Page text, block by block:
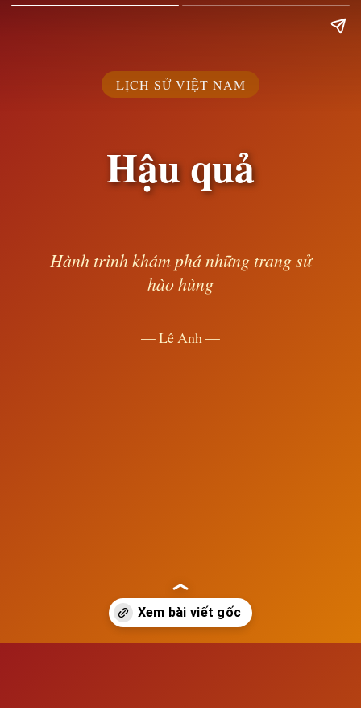
LỊCH SỬ VIỆT NAM
Hậu quả
Hành trình khám phá những trang sử
hào hùng
— Lê Anh —